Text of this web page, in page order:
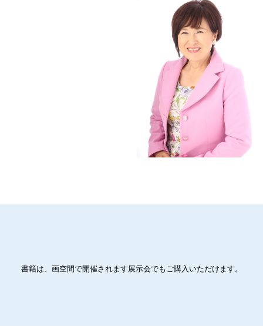
書籍は、画空間で開催されます展示会でもご購入いただけます。